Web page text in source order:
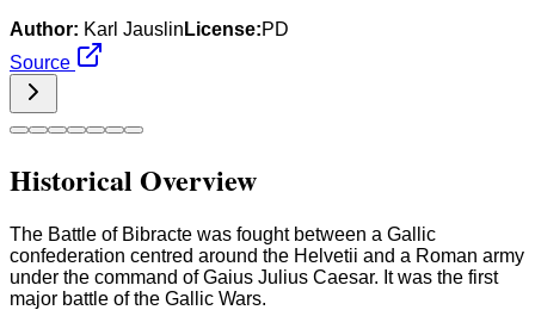
Author: Karl Jauslin License:PD
Source
Historical Overview
The Battle of Bibracte was fought between a Gallic
confederation centred around the Helvetii and a Roman army
under the command of Gaius Julius Caesar. It was the first
major battle of the Gallic Wars.